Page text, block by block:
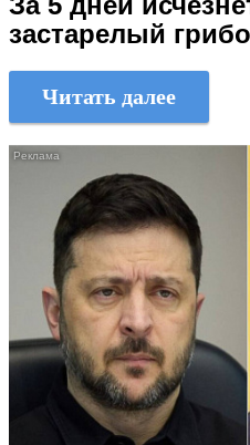
застарелый
Читать далее